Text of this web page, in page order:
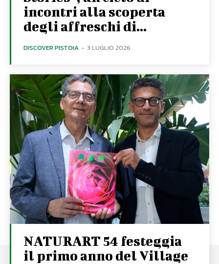
incontri alla scoperta
degli affreschi di...
DISCOVER PISTOIA - 3 LUGLIO 2026
NATURART 54 festeggia
il primo anno del Village